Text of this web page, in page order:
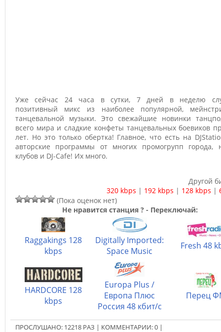
Уже сейчас 24 часа в сутки, 7 дней в неделю
позитивный микс из наиболее популярной,
танцевальной музыки. Это свежайшие новинки
всего мира и сладкие конфеты танцевальных боевиков
лет. Но это только обертка! Главное, что есть на
авторские программы от многих промогрупп города,
клубов и DJ-Cafe! Их много.
Другой
320 kbps | 192 kbps | 128 kbps |
(Пока оценок нет)
Не нравится станция ? - Переключай:
Raggakings 128
kbps
Digitally Imported:
Space Music
Fresh 48
HARDCORE 128
kbps
Europa Plus /
Европа Плюс
Россия 48 кбит/с
Перец
ПРОСЛУШАНО: 12218 РАЗ | КОММЕНТАРИИ:0 |